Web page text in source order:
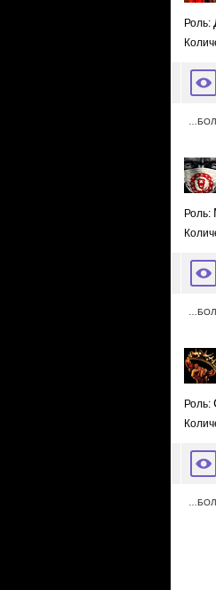
Роль:
Роль:
Роль: